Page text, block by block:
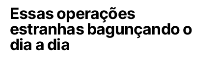
Essas operações
estranhas bagunçando o
dia a dia